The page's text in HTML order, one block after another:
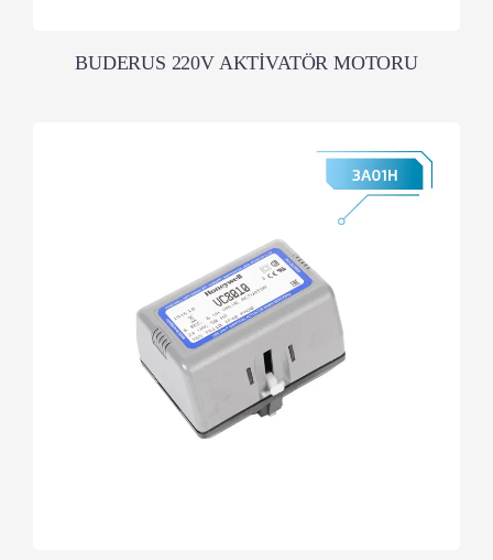
BUDERUS 220V AKTİVATÖR MOTORU